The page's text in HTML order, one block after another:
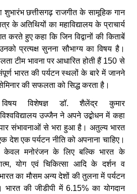
शुभारंभ छत्तीसगढ़ राजगीत के सामूहिक गान
अतिथियों का महाविद्यालय के प्राचार्य
हुए कहा कि जिन विद्वानों की किताबें
प्रत्यक्ष सुनना सौभाग्य का विषय है।
टीम भावना पर आधारित होती हैं 150 से
भारत की पर्यटन स्थलों के बारे में जानने
की सफलता को सिद्ध करता है।
विशेषज्ञ डॉ. शैलेंद्र कुमार
उज्जैन ने अपने उद्बोधन में कहा
संभावनाओं से भरा हुआ है। अतुल्य भारत
देश एक पर्यटन नीति को अपनाना चाहिए।
केवल मनोरंजन के लिए बल्कि भारत के
योग एवं चिकित्सा आदि के दर्शन व
का मौसम अन्य देशों की तुलना में पर्यटन
की जीडीपी में 6.15% का योगदान